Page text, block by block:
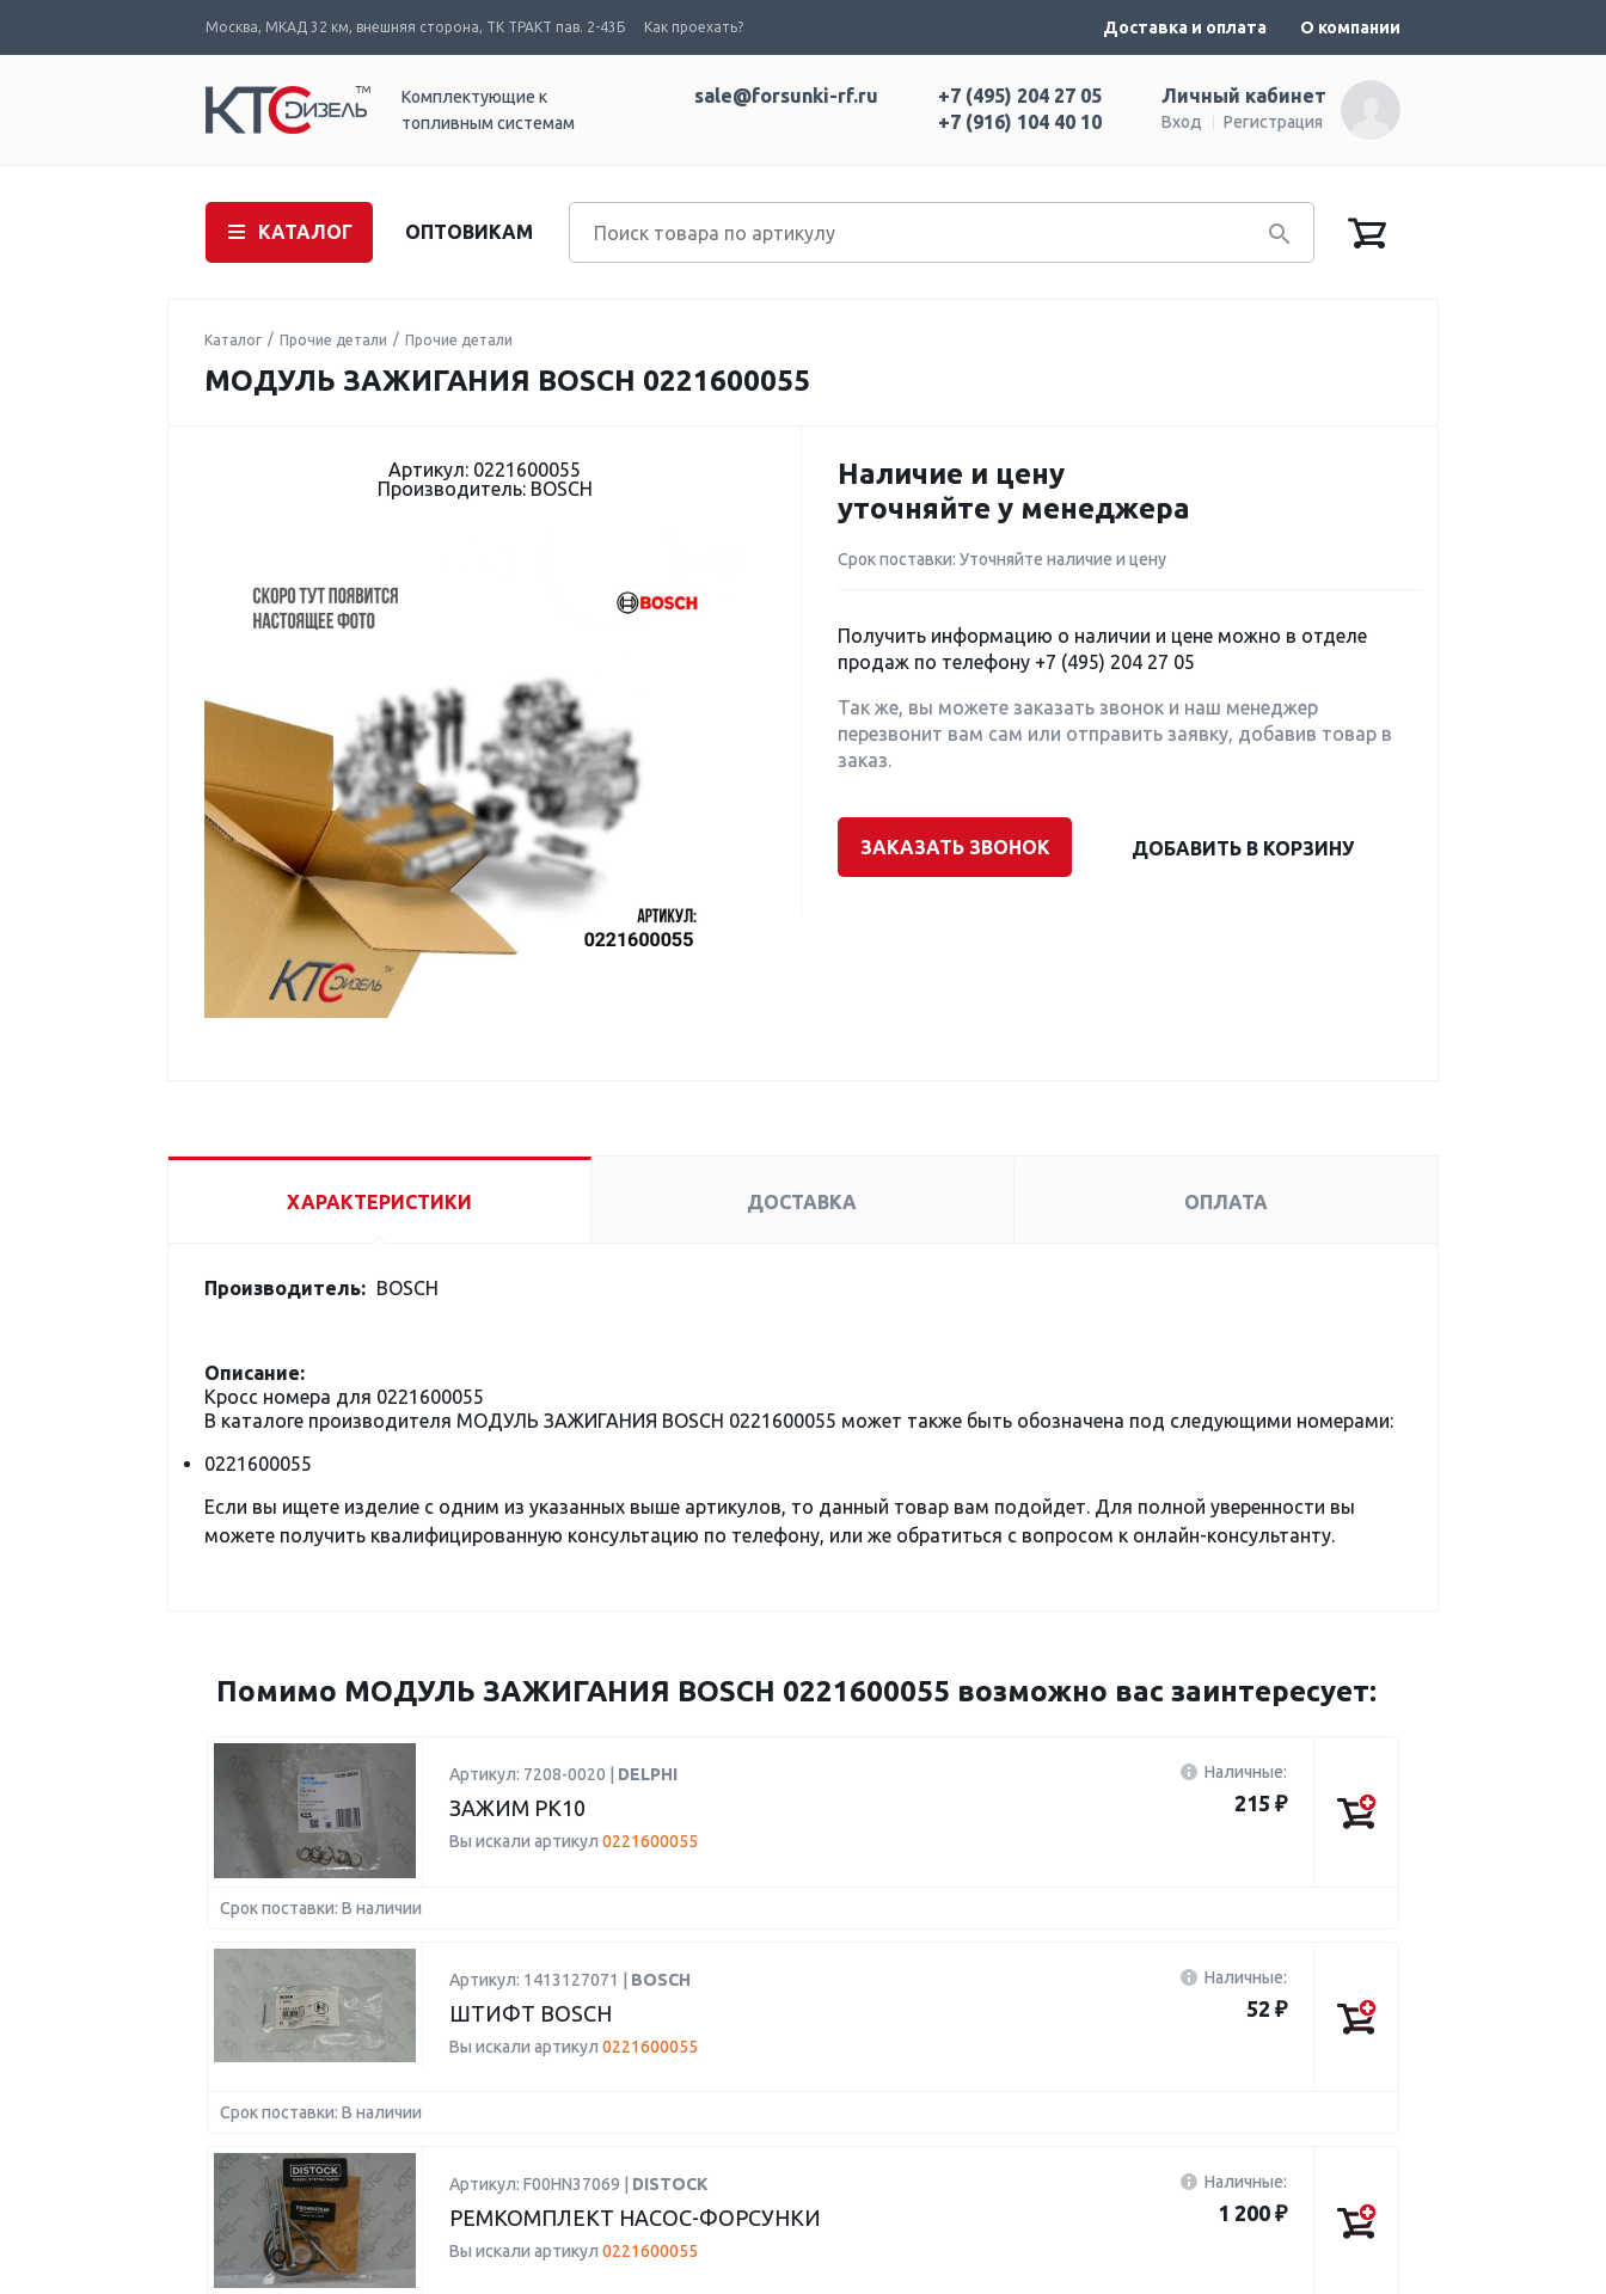
Москва, МКАД 32 км, внешняя сторона, ТК ТРАКТ пав. 2-43Б Как проехать? Доставка и оплата О компании
Комплектующие к
топливным системам
Личный кабинет
Вход Регистрация
+7 (495) 204 27 05
+7 (916) 104 40 10
sale@forsunki-rf.ru
КАТАЛОГ ОПТОВИКАМ
Каталог Прочие детали Прочие детали
МОДУЛЬ ЗАЖИГАНИЯ BOSCH 0221600055
Артикул: 0221600055
Производитель: BOSCH
Наличие и цену
уточняйте у менеджера
Срок поставки: Уточняйте наличие и цену
Получить информацию о наличии и цене можно в отделе
продаж по телефону +7 (495) 204 27 05
Так же, вы можете заказать звонок и наш менеджер
перезвонит вам сам или отправить заявку, добавив товар в
заказ.
ЗАКАЗАТЬ ЗВОНОК ДОБАВИТЬ В КОРЗИНУ
ХАРАКТЕРИСТИКИ ДОСТАВКА ОПЛАТА
Производитель: BOSCH
Описание:
Кросс номера для 0221600055
В каталоге производителя МОДУЛЬ ЗАЖИГАНИЯ BOSCH 0221600055 может также быть обозначена под следующими номерами:
0221600055
Если вы ищете изделие с одним из указанных выше артикулов, то данный товар вам подойдет. Для полной уверенности вы
можете получить квалифицированную консультацию по телефону, или же обратиться с вопросом к онлайн-консультанту.
Помимо МОДУЛЬ ЗАЖИГАНИЯ BOSCH 0221600055 возможно вас заинтересует:
Артикул: 7208-0020 | DELPHI
ЗАЖИМ PK10
Вы искали артикул 0221600055
Наличные:
215 ₽
Срок поставки: В наличии
Артикул: 1413127071 | BOSCH
ШТИФТ BOSCH
Вы искали артикул 0221600055
Наличные:
52 ₽
Срок поставки: В наличии
Артикул: F00HN37069 | DISTOCK
РЕМКОМПЛЕКТ НАСОС-ФОРСУНКИ
Вы искали артикул 0221600055
Наличные:
1 200 ₽